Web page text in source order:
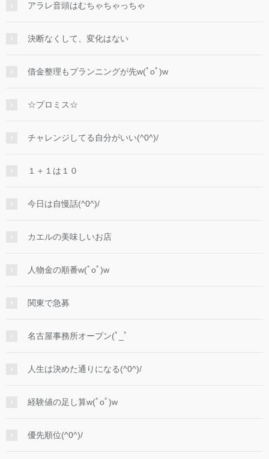
アラレ音頭はむちゃちゃっちゃ
決断なくして、変化はない
借金整理もプランニングが先w(ﾟoﾟ)w
☆プロミス☆
チャレンジしてる自分がいい(^0^)/
１＋１は１０
今日は自慢話(^0^)/
カエルの美味しいお店
人物金の順番w(ﾟoﾟ)w
関東で急募
名古屋事務所オープン(ﾟ_ﾟ
人生は決めた通りになる(^0^)/
経験値の足し算w(ﾟoﾟ)w
優先順位(^0^)/